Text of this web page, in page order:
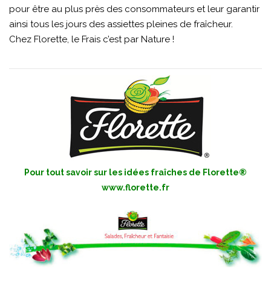
pour être au plus près des consommateurs et leur garantir
ainsi tous les jours des assiettes pleines de fraîcheur.
Chez Florette, le Frais c’est par Nature !
Pour tout savoir sur les idées fraîches de Florette®
www.florette.fr